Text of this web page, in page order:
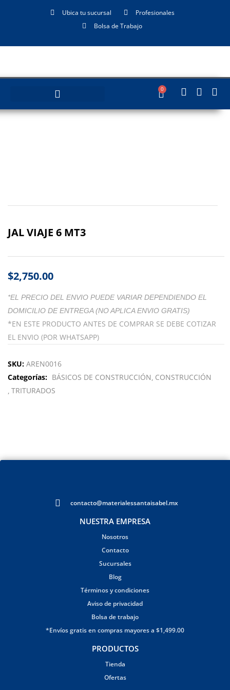
Ubica tu sucursal
Profesionales
Bolsa de Trabajo
0
JAL VIAJE 6 MT3
$2,750.00
*EL PRECIO DEL ENVIO PUEDE VARIAR DEPENDIENDO EL
DOMICILIO DE ENTREGA (NO APLICA ENVIO GRATIS)
*EN ESTE PRODUCTO ANTES DE COMPRAR SE DEBE COTIZAR
EL ENVIO (POR WHATSAPP)
SKU: AREN0016
Categorías: BÁSICOS DE CONSTRUCCIÓN CONSTRUCCIÓN
TRITURADOS
contacto@materialessantaisabel.mx
NUESTRA EMPRESA
Nosotros
Contacto
Sucursales
Blog
Términos y condiciones
Aviso de privacidad
Bolsa de trabajo
*Envíos gratis en compras mayores a $1,499.00
PRODUCTOS
Tienda
Ofertas